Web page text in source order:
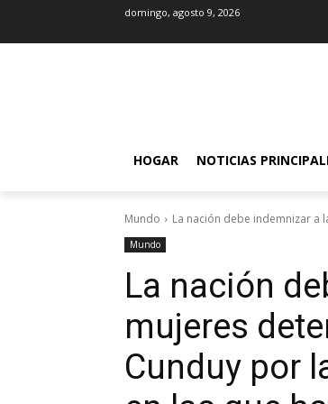
domingo, agosto 9, 2026
HOGAR NOTICIAS
Mundo La nación debe indemnizar a
Mundo
La nación
mujeres
Cunduy por